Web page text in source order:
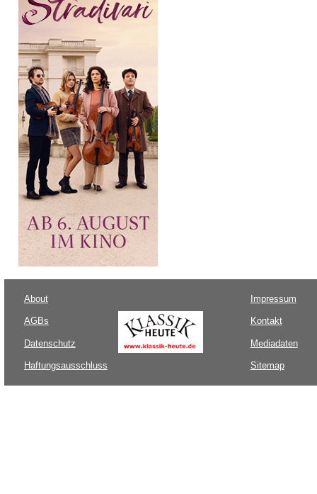
About
AGBs
Datenschutz
Haftungsausschluss
Impressum
Kontakt
Mediadaten
Sitemap